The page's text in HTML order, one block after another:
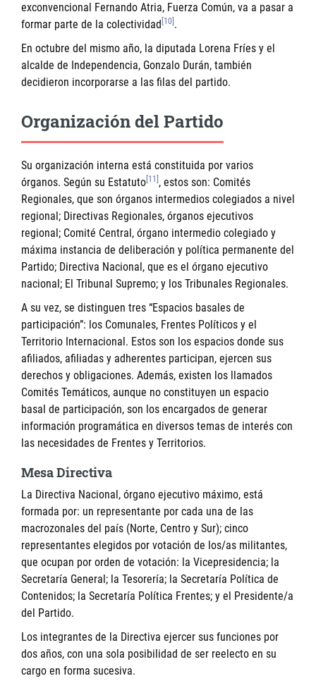
exconvencional Fernando Atria, Fuerza Común, va a pasar a
formar parte de la colectividad [10] .
En octubre del mismo año, la diputada Lorena Fríes y el
alcalde de Independencia, Gonzalo Durán, también
decidieron incorporarse a las filas del partido.
Organización del Partido
Su organización interna está constituida por varios
órganos. Según su Estatuto [11] , estos son: Comités
Regionales, que son órganos intermedios colegiados a nivel
regional; Directivas Regionales, órganos ejecutivos
regional; Comité Central, órgano intermedio colegiado y
máxima instancia de deliberación y política permanente del
Partido; Directiva Nacional, que es el órgano ejecutivo
nacional; El Tribunal Supremo; y los Tribunales Regionales.
A su vez, se distinguen tres “Espacios basales de
participación”: los Comunales, Frentes Políticos y el
Territorio Internacional. Estos son los espacios donde sus
afiliados, afiliadas y adherentes participan, ejercen sus
derechos y obligaciones. Además, existen los llamados
Comités Temáticos, aunque no constituyen un espacio
basal de participación, son los encargados de generar
información programática en diversos temas de interés con
las necesidades de Frentes y Territorios.
Mesa Directiva
La Directiva Nacional, órgano ejecutivo máximo, está
formada por: un representante por cada una de las
macrozonales del país (Norte, Centro y Sur); cinco
representantes elegidos por votación de los/as militantes,
que ocupan por orden de votación: la Vicepresidencia; la
Secretaría General; la Tesorería; la Secretaría Política de
Contenidos; la Secretaría Política Frentes; y el Presidente/a
del Partido.
Los integrantes de la Directiva ejercer sus funciones por
dos años, con una sola posibilidad de ser reelecto en su
cargo en forma sucesiva.